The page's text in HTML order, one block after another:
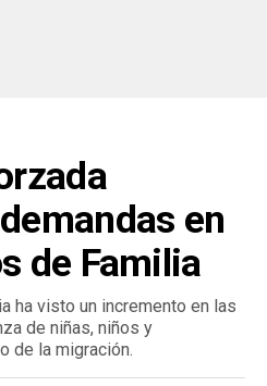
en
de Familia
ha visto un incremento en las
de niñas, niños y
de la migración.